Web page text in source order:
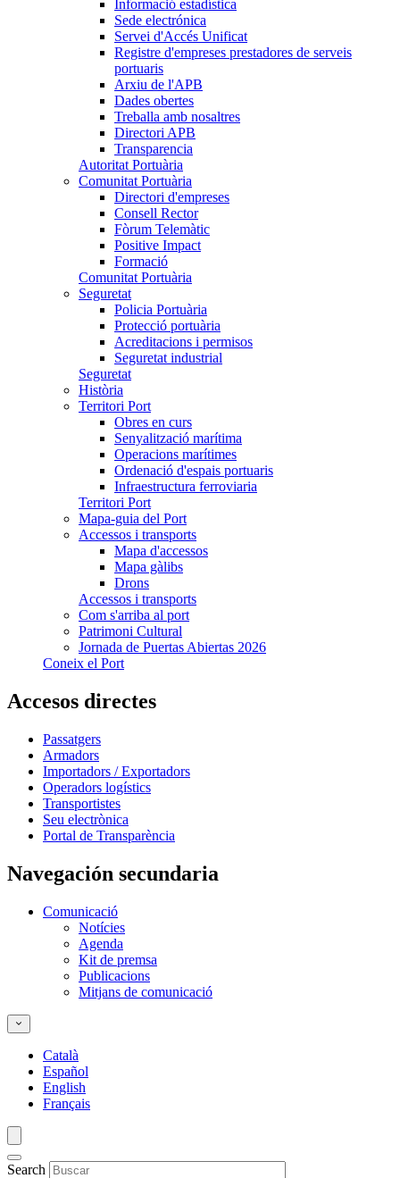
Informació estadística
Sede electrónica
Servei d'Accés Unificat
Registre d'empreses prestadores de serveis
portuaris
Arxiu de l'APB
Dades obertes
Treballa amb nosaltres
Directori APB
Transparencia
Autoritat Portuària
Comunitat Portuària
Directori d'empreses
Consell Rector
Fòrum Telemàtic
Positive Impact
Formació
Comunitat Portuària
Seguretat
Policia Portuària
Protecció portuària
Acreditacions i permisos
Seguretat industrial
Seguretat
Història
Territori Port
Obres en curs
Senyalització marítima
Operacions marítimes
Ordenació d'espais portuaris
Infraestructura ferroviaria
Territori Port
Mapa-guia del Port
Accessos i transports
Mapa d'accessos
Mapa gàlibs
Drons
Accessos i transports
Com s'arriba al port
Patrimoni Cultural
Jornada de Puertas Abiertas 2026
Coneix el Port
Accesos directes
Passatgers
Armadors
Importadors / Exportadors
Operadors logístics
Transportistes
Seu electrònica
Portal de Transparència
Navegación secundaria
Comunicació
Notícies
Agenda
Kit de premsa
Publicacions
Mitjans de comunicació
Català
Español
English
Français
Search